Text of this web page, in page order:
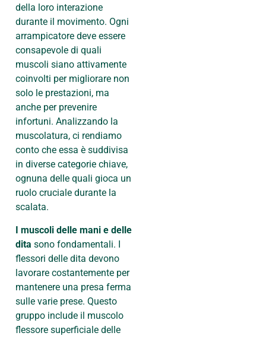
della loro interazione
durante il movimento. Ogni
arrampicatore deve essere
consapevole di quali
muscoli siano attivamente
coinvolti per migliorare non
solo le prestazioni, ma
anche per prevenire
infortuni. Analizzando la
muscolatura, ci rendiamo
conto che essa è suddivisa
in diverse categorie chiave,
ognuna delle quali gioca un
ruolo cruciale durante la
scalata.
I muscoli delle mani e delle
dita sono fondamentali. I
flessori delle dita devono
lavorare costantemente per
mantenere una presa ferma
sulle varie prese. Questo
gruppo include il muscolo
flessore superficiale delle